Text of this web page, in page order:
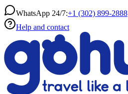
WhatsApp 24/7:+1 (302) 899-2888
Help and contact